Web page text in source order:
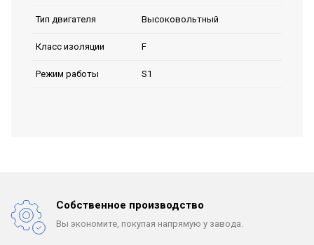
Тип двигателя Высоковольтный
Класс изоляции F
Режим работы S1
Собственное производство
Вы экономите, покупая напрямую у завода.